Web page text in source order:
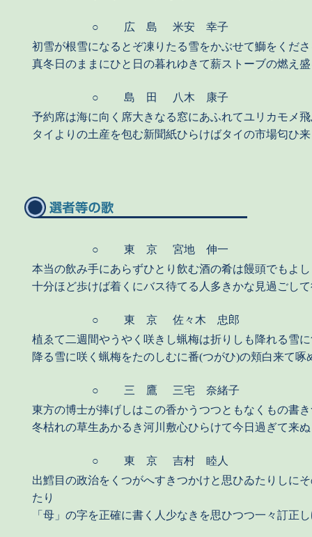
○ 広 島
米安 幸子
初雪が根雪になるとぞ凍りたる雪をかぶせて鰤をくだ
真冬日のままにひと日の暮れゆきて薪ストーブの燃え
○ 島 田
八木 康子
予約席は海に向く席大きなる窓にあふれてユリカモメ
タイよりの土産を包む新聞紙ひらけばタイの市場匂ひ来
○ 東 京
宮地 伸一
本当の飲み手にあらずひとり飲む酒の肴は饅頭でもよし
十分ほど歩けば着くにバス待てる人多きかな見過ごし
○ 東 京
佐々木 忠郎
植ゑて二週間やうやく咲きし蝋梅は折りしも降れる雪
降る雪に咲く蝋梅をたのしむに番(つがひ)の頬白来て啄
○ 三 鷹
三宅 奈緒子
東方の博士が捧げしはこの香かうつつともなくもの書
冬枯れの草生あかるき河川敷心ひらけて今日過ぎて来ぬ
○ 東 京
吉村 睦人
出鱈目の政治をくつがへすきつかけと思ひゐたりしに
たり
「母」の字を正確に書く人少なきを思ひつつ一々訂正